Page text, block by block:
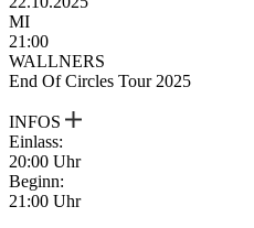
MI
21:00
WALLNERS
End Of Circles Tour 2025
INFOS
Einlass:
20:00 Uhr
Beginn:
21:00 Uhr